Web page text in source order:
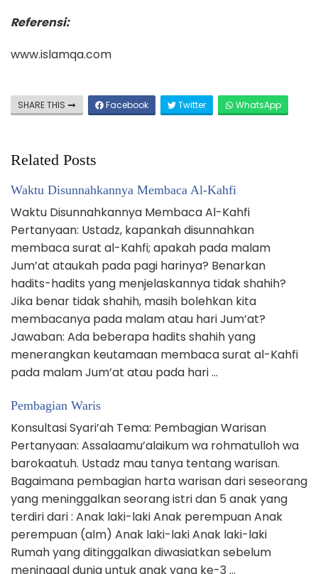
Referensi:
www.islamqa.com
SHARE THIS Facebook Twitter WhatsApp
Related Posts
Waktu Disunnahkannya Membaca Al-Kahfi
Waktu Disunnahkannya Membaca Al-Kahfi
Pertanyaan: Ustadz, kapankah disunnahkan
membaca surat al-Kahfi; apakah pada malam
Jum’at ataukah pada pagi harinya? Benarkan
hadits-hadits yang menjelaskannya tidak shahih?
Jika benar tidak shahih, masih bolehkan kita
membacanya pada malam atau hari Jum’at?
Jawaban: Ada beberapa hadits shahih yang
menerangkan keutamaan membaca surat al-Kahfi
pada malam Jum’at atau pada hari …
Pembagian Waris
Konsultasi Syari’ah Tema: Pembagian Warisan
Pertanyaan: Assalaamu’alaikum wa rohmatulloh wa
barokaatuh. Ustadz mau tanya tentang warisan.
Bagaimana pembagian harta warisan dari seseorang
yang meninggalkan seorang istri dan 5 anak yang
terdiri dari : Anak laki-laki Anak perempuan Anak
perempuan (alm) Anak laki-laki Anak laki-laki
Rumah yang ditinggalkan diwasiatkan sebelum
meninggal dunia untuk anak yang ke-3 …